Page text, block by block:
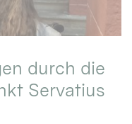
durch die
Servatius